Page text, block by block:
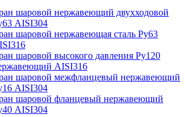
шаровой нержавеющий двухходовой
AISI304
шаровой нержавеющая сталь Ру63
шаровой высокого давления Ру120
AISI316
шаровой межфланцевый нержавеющий
AISI304
шаровой фланцевый нержавеющий
AISI304